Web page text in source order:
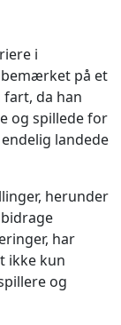
i
på et
da han
og spillede for
landede
herunder
har
ikke kun
og